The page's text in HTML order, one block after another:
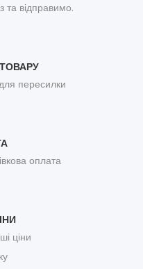
та відправимо.
пересилки
оплата
ціни